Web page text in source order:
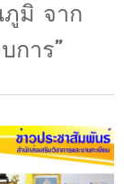
ภูมิ จาก
การ”